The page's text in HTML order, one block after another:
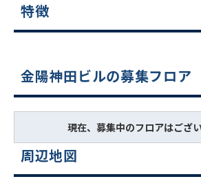
特徴
金陽神田ビルの募集フロア
現在、募集中のフロアはござい
周辺地図